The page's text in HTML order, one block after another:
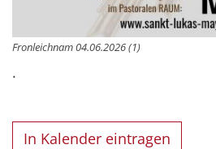
Fronleichnam 04.06.2026 (1)
.
In Kalender eintragen